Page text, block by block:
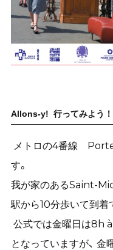
Allons-y! 行ってみよう！
メトロの4番線
す。
我が家のあるSaint-
駅から10分歩いて到着
公式では金曜日は8h
となっていますが、